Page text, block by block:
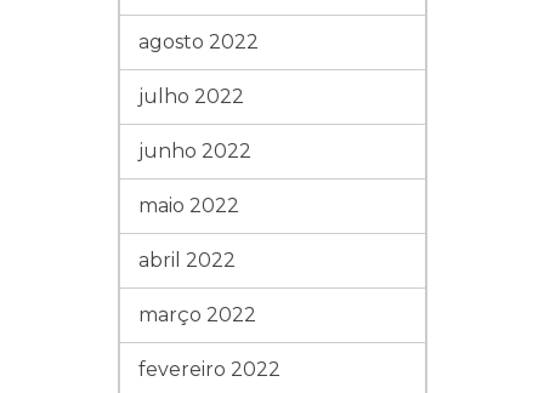
agosto 2022
julho 2022
junho 2022
maio 2022
abril 2022
março 2022
fevereiro 2022